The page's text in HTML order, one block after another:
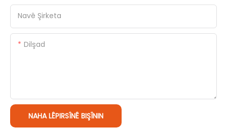
Navê Şirketa
Dilşad
NAHA LÊPIRSÎNÊ BIŞÎNIN